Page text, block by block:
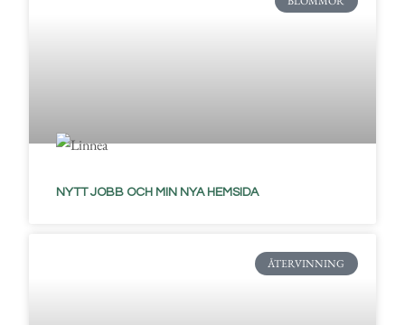
NYTT JOBB OCH MIN NYA HEMSIDA
ÅTERVINNING